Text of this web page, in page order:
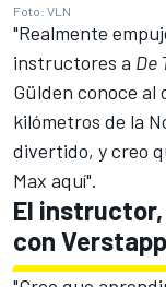
Foto: VLN
"Realmente
instructores a De
Gülden conoce al
kilómetros de la
divertido, y creo
Max aquí".
El
con